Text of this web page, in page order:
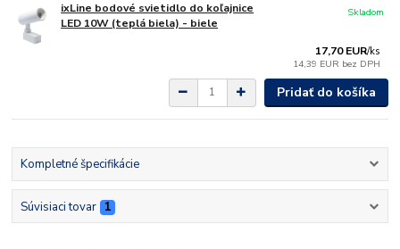
ixLine bodové svietidlo do koľajnice
LED 10W (teplá biela) - biele
17,70 EUR/ks
14,39 EUR bez DPH
Skladom
Pridať do košíka
Kompletné špecifikácie
Súvisiaci tovar 1